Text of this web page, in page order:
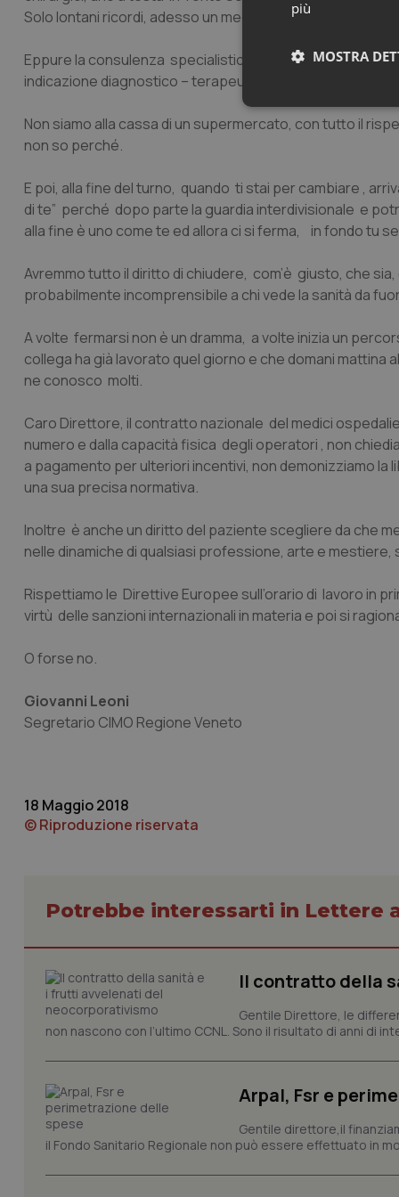
Solo lontani ricordi, adesso un medico da solo ha il
Eppure la consulenza specialistica è un processo
indicazione diagnostico – terapeutica con precise finalità
Non siamo alla cassa di un supermercato, con tutto il
non so perché.
E poi, alla fine del turno, quando ti stai per cambiare ,
di te” perché dopo parte la guardia interdivisionale e
alla fine è uno come te ed allora ci si ferma, in fondo tu
Avremmo tutto il diritto di chiudere, com’è giusto, che
probabilmente incomprensibile a chi vede la sanità da
A volte fermarsi non è un dramma, a volte inizia un
collega ha già lavorato quel giorno e che domani mattina
ne conosco molti.
Caro Direttore, il contratto nazionale del medici
numero e dalla capacità fisica degli operatori , non
a pagamento per ulteriori incentivi, non demonizziamo la
una sua precisa normativa.
Inoltre è anche un diritto del paziente scegliere da che
nelle dinamiche di qualsiasi professione, arte e mestiere,
Rispettiamo le Direttive Europee sull’orario di lavoro in
virtù delle sanzioni internazionali in materia e poi si
O forse no.
Giovanni Leoni
Segretario CIMO Regione Veneto
18 Maggio 2018
© Riproduzione riservata
Potrebbe interessarti in Lettere
Il contratto della
Gentile Direttore, le
non nascono con l’ultimo CCNL. Sono il risultato di anni di
Arpal, Fsr e
Gentile direttore,il
il Fondo Sanitario Regionale non può essere effettuato in
più
MOSTRA
I cookie necessari
e l'accesso alle aree
tracking-sites-
_ga
Nome
__Secure-YNID
YSC
__Secure-
ROLLOUT_TOKEN